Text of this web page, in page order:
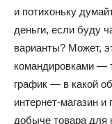
и потихоньку
деньги, если буду
варианты? Может,
командировками —
график — в какой
интернет-магазин
добыче товара для